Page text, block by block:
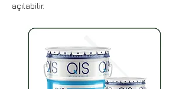
açılabilir.